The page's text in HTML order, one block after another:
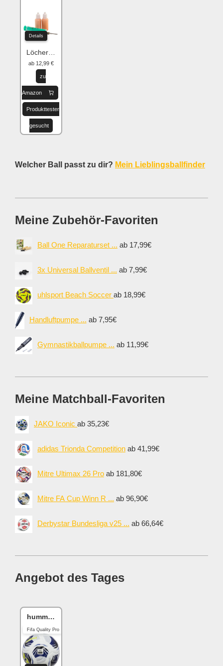
Details
Löcher flicken
ab 12,99 €
zu
Amazon
Produkttester
gesucht
Welcher Ball passt zu dir? Mein Lieblingsballfinder
Meine Zubehör-Favoriten
Ball One Reparaturset ... ab 17,99€
3x Universal Ballventil ... ab 7,99€
uhlsport Beach Soccer ab 18,99€
Handluftpumpe ... ab 7,95€
Gymnastikballpumpe ... ab 11,99€
Meine Matchball-Favoriten
JAKO Iconic ab 35,23€
adidas Trionda Competition ab 41,99€
Mitre Ultimax 26 Pro ab 181,80€
Mitre FA Cup Winn R ... ab 96,90€
Derbystar Bundesliga v25 ... ab 66,64€
Angebot des Tages
hummel hmlLEGACY
Fifa Quality Pro